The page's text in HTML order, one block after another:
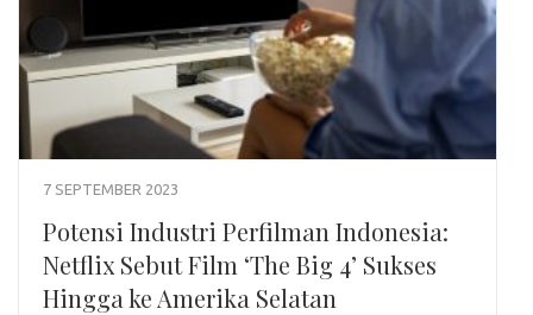
7 SEPTEMBER 2023
Potensi Industri Perfilman Indonesia:
Netflix Sebut Film ‘The Big 4’ Sukses
Hingga ke Amerika Selatan